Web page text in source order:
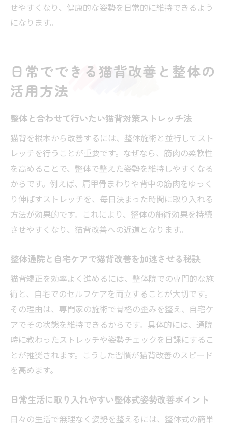
せやすくなり、健康的な姿勢を日常的に維持できるよう
になります。
日常でできる猫背改善と整体の
活用方法
整体と合わせて行いたい猫背対策ストレッチ法
猫背を根本から改善するには、整体施術と並行してスト
レッチを行うことが重要です。なぜなら、筋肉の柔軟性
を高めることで、整体で整えた姿勢を維持しやすくなる
からです。例えば、肩甲骨まわりや背中の筋肉をゆっく
り伸ばすストレッチを、毎日決まった時間に取り入れる
方法が効果的です。これにより、整体の施術効果を持続
させやすくなり、猫背改善への近道となります。
整体通院と自宅ケアで猫背改善を加速させる秘訣
猫背矯正を効率よく進めるには、整体院での専門的な施
術と、自宅でのセルフケアを両立することが大切です。
その理由は、専門家の施術で骨格の歪みを整え、自宅ケ
アでその状態を維持できるからです。具体的には、通院
時に教わったストレッチや姿勢チェックを日課にするこ
とが推奨されます。こうした習慣が猫背改善のスピード
を高めます。
日常生活に取り入れやすい整体式姿勢改善ポイント
日々の生活で無理なく姿勢を整えるには、整体式の簡単